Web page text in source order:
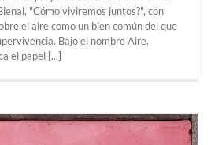
"Cómo viviremos juntos?", con
el aire como un bien común del que
Bajo el nombre Aire,
el papel [...]